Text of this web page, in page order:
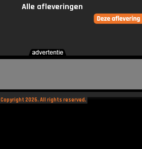
Alle afleveringen
Copyright 2026. All rights reserved.